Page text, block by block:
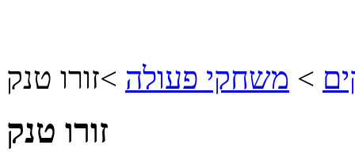
> משחקי פעולה >זורו טנק
זורו טנק